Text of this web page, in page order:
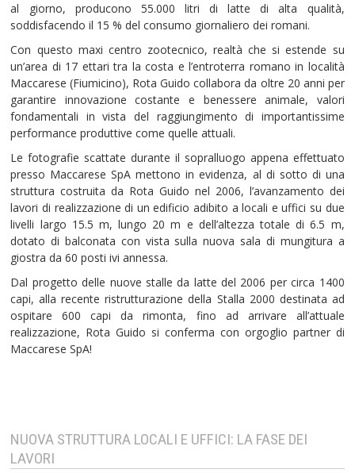
al giorno, producono 55.000 litri di latte di alta qualità,
soddisfacendo il 15 % del consumo giornaliero dei romani.
Con questo maxi centro zootecnico, realtà che si estende su
un’area di 17 ettari tra la costa e l’entroterra romano in località
Maccarese (Fiumicino), Rota Guido collabora da oltre 20 anni per
garantire innovazione costante e benessere animale, valori
fondamentali in vista del raggiungimento di importantissime
performance produttive come quelle attuali.
Le fotografie scattate durante il sopralluogo appena effettuato
presso Maccarese SpA mettono in evidenza, al di sotto di una
struttura costruita da Rota Guido nel 2006, l’avanzamento dei
lavori di realizzazione di un edificio adibito a locali e uffici su due
livelli largo 15.5 m, lungo 20 m e dell’altezza totale di 6.5 m,
dotato di balconata con vista sulla nuova sala di mungitura a
giostra da 60 posti ivi annessa.
Dal progetto delle nuove stalle da latte del 2006 per circa 1400
capi, alla recente ristrutturazione della Stalla 2000 destinata ad
ospitare 600 capi da rimonta, fino ad arrivare all’attuale
realizzazione, Rota Guido si conferma con orgoglio partner di
Maccarese SpA!
NUOVA STRUTTURA LOCALI E UFFICI: LA FASE DEI
LAVORI